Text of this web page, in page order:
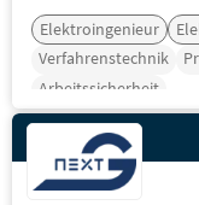
Elektroingenieur
Verfahrenstechnik
Arbeitssicherheit